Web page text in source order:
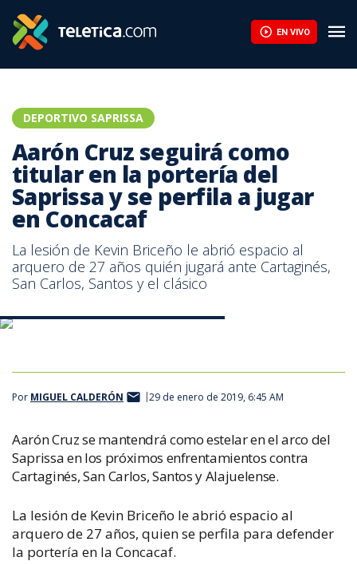
EN VIVO
DEPORTIVO SAPRISSA
Aarón Cruz seguirá como
titular en la portería del
Saprissa y se perfila a jugar
en Concacaf
La lesión de Kevin Briceño le abrió espacio al
arquero de 27 años quién jugará ante Cartaginés,
San Carlos, Santos y el clásico
Por MIGUEL CALDERÓN 29 de enero de 2019, 6:45 AM
Aarón Cruz se mantendrá como estelar en el arco del
Saprissa en los próximos enfrentamientos contra
Cartaginés, San Carlos, Santos y Alajuelense.
La lesión de Kevin Briceño le abrió espacio al
arquero de 27 años, quien se perfila para defender
la portería en la Concacaf.